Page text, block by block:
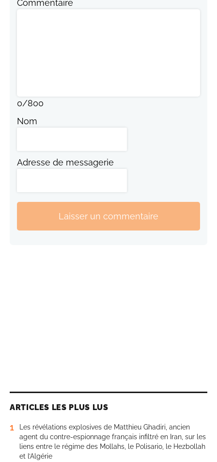
Commentaire
0/800
Nom
Adresse de messagerie
Laisser un commentaire
ARTICLES LES PLUS LUS
1
Les révélations explosives de Matthieu Ghadiri, ancien
agent du contre-espionnage français infiltré en Iran, sur les
liens entre le régime des Mollahs, le Polisario, le Hezbollah
et l’Algérie